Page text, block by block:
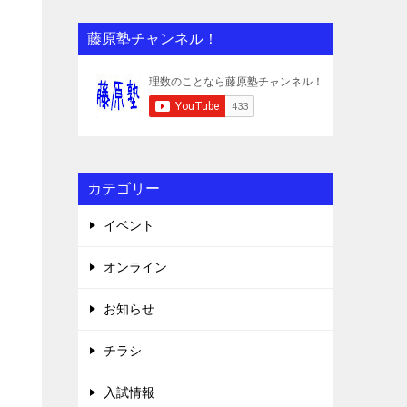
藤原塾チャンネル！
カテゴリー
イベント
オンライン
お知らせ
チラシ
入試情報